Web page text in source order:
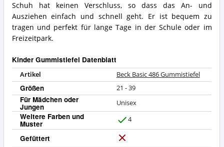
Schuh hat keinen Verschluss, so dass das An- und
Ausziehen einfach und schnell geht. Er ist bequem zu
tragen und perfekt für lange Tage in der Schule oder im
Freizeitpark.
Kinder Gummistiefel Datenblatt
Artikel Beck Basic 486 Gummistiefel
Größen 21 - 39
Für Mädchen oder
Jungen Unisex
Weitere Farben und
Muster
a
4
Gefüttert
N